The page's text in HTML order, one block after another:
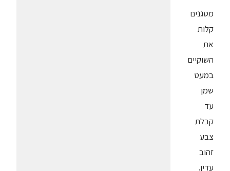
מטגנים
קלות
את
השוקיים
במעט
שמן
עד
קבלת
צבע
זהוב
עדין.